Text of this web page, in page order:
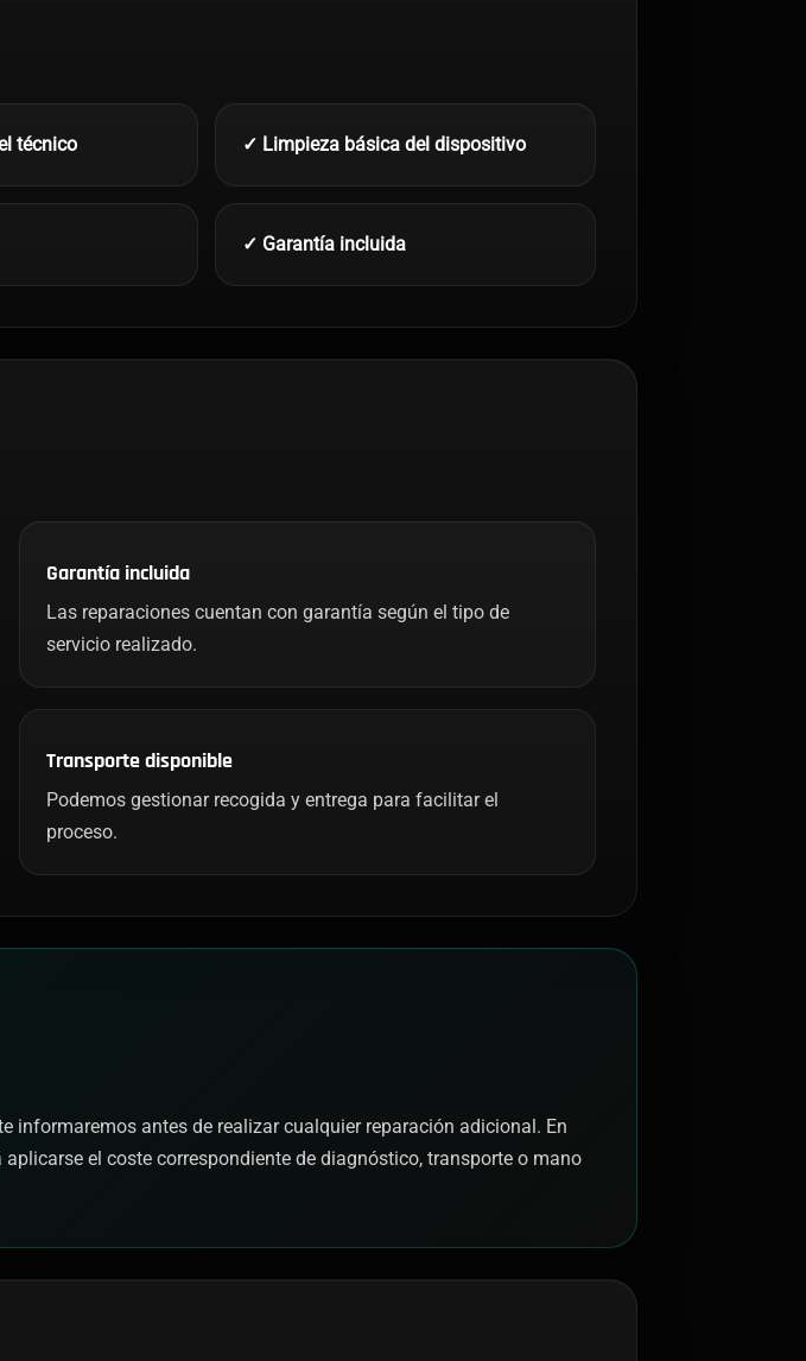
técnico ✓ Limpieza básica del dispositivo
✓ Garantía incluida
Garantía incluida
Las reparaciones cuentan con garantía según el tipo de
servicio realizado.
Transporte disponible
Podemos gestionar recogida y entrega para facilitar el
proceso.
informaremos antes de realizar cualquier reparación adicional. En
el coste correspondiente de diagnóstico, transporte o mano